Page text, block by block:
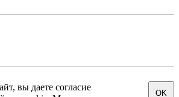
вы даете согласие
OK